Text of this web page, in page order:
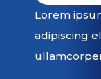
Lorem
adipiscing